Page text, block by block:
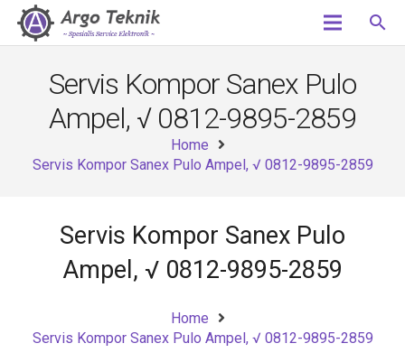
search
Servis Kompor Sanex Pulo
Ampel, √ 0812-9895-2859
Home
Servis Kompor Sanex Pulo Ampel, √ 0812-9895-2859
Servis Kompor Sanex Pulo
Ampel, √ 0812-9895-2859
Home
Servis Kompor Sanex Pulo Ampel, √ 0812-9895-2859